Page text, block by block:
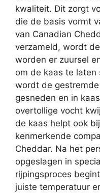
kwaliteit. Dit zorgt
die de basis vormt
van Canadian
verzameld, wordt
worden er zuursel
om de kaas te laten
wordt de
gesneden en in
overtollige vocht
de kaas helpt ook
kenmerkende
Cheddar. Na het
opgeslagen in
rijpingsproces
juiste temperatuur